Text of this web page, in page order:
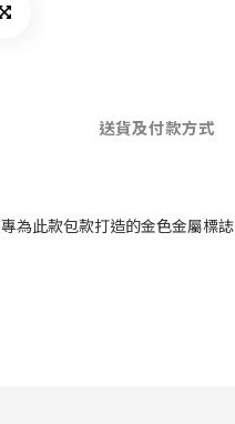
送貨及付款方式
為此款包款打造的金色金屬標